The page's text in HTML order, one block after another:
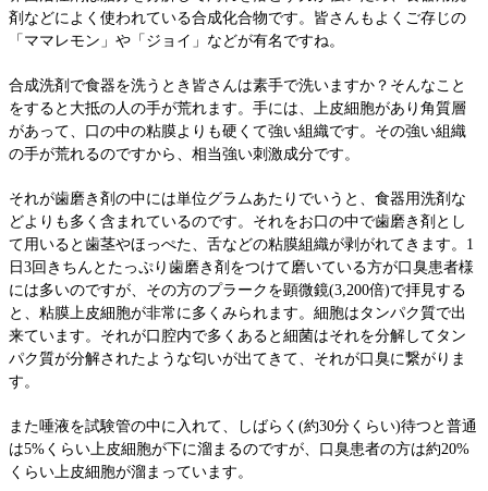
剤などによく使われている合成化合物です。皆さんもよくご存じの
「ママレモン」や「ジョイ」などが有名ですね。
合成洗剤で食器を洗うとき皆さんは素手で洗いますか？そんなこと
をすると大抵の人の手が荒れます。手には、上皮細胞があり角質層
があって、口の中の粘膜よりも硬くて強い組織です。その強い組織
の手が荒れるのですから、相当強い刺激成分です。
それが歯磨き剤の中には単位グラムあたりでいうと、食器用洗剤な
どよりも多く含まれているのです。それをお口の中で歯磨き剤とし
て用いると歯茎やほっぺた、舌などの粘膜組織が剥がれてきます。1
日3回きちんとたっぷり歯磨き剤をつけて磨いている方が口臭患者様
には多いのですが、その方のプラークを顕微鏡(3,200倍)で拝見する
と、粘膜上皮細胞が非常に多くみられます。細胞はタンパク質で出
来ています。それが口腔内で多くあると細菌はそれを分解してタン
パク質が分解されたような匂いが出てきて、それが口臭に繋がりま
す。
また唾液を試験管の中に入れて、しばらく(約30分くらい)待つと普通
は5%くらい上皮細胞が下に溜まるのですが、口臭患者の方は約20%
くらい上皮細胞が溜まっています。